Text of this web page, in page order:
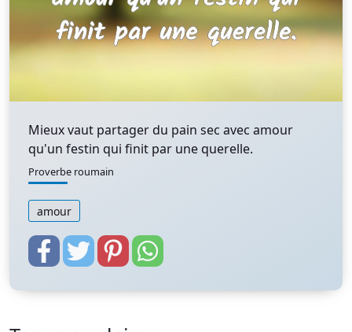
Mieux vaut partager du pain sec avec amour
qu'un festin qui finit par une querelle.
Proverbe roumain
amour